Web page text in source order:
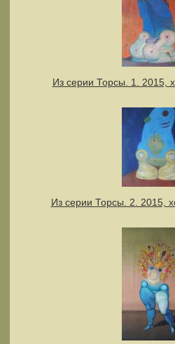
Из серии Торсы. 1. 2015,
Из серии Торсы. 2. 2015,